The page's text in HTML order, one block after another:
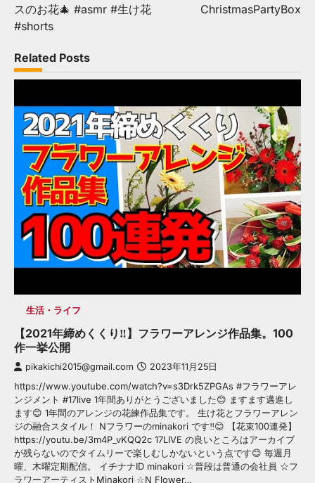
スのお花🎄 #asmr #生け花
#shorts
ChristmasPartyBox
Related Posts
生活・ライフ
【2021年締めくくり‼️】フラワーアレンジ作品集。100
作一挙公開
pikakichi2015@gmail.com 2023年11月25日
https://www.youtube.com/watch?v=s3Drk5ZPGAs #フラワーアレ
ンジメント #17live 1年間ありがとうございました😊 ますます邁進し
ます😊 1年間のアレンジの花練作品集です。 生け花とフラワーアレン
ジの融合スタイル！ Nフラワーのminakori です‼️😊 【花束100連発】
https://youtu.be/3m4P_vKQQ2c 17LIVE の良いところはアーカイブ
が残らないのでタイムリーで楽しむしかないという点です😊 毎週月
曜、木曜定期配信。 イチナナID minakori ☆普段は普通の会社員 ☆フ
ラワーアーティストMinakori ☆N Flower…